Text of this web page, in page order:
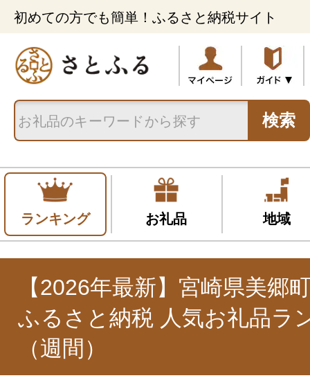
初めての方でも簡単！ふるさと納税サイト
検索
ランキング お礼品 地域
【2026年最新】宮崎県美郷
ふるさと納税 人気お礼品ラ
（週間）